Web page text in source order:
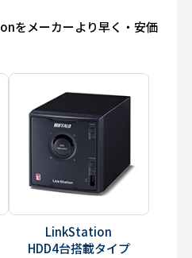
をメーカーより早く・安価
LinkStation
HDD4台搭載タイプ